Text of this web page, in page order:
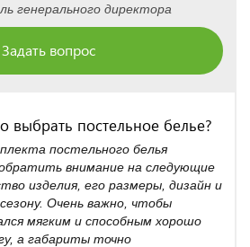
генерального директора
Задать вопрос
выбрать постельное белье?
постельного белья
внимание на следующие
изделия, его размеры, дизайн и
Очень важно, чтобы
мягким и способным хорошо
а габариты точно